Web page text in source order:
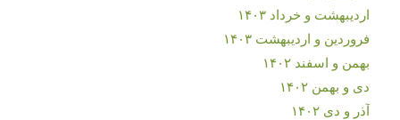
اردیبهشت و خرداد ۱۴۰۳
فروردین و اردیبهشت ۱۴۰۳
بهمن و اسفند ۱۴۰۲
دی و بهمن ۱۴۰۲
آذر و دی ۱۴۰۲